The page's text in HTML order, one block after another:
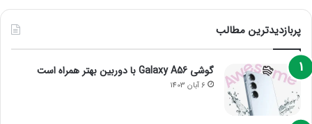
پربازدیدترین مطالب
گوشی Galaxy A56 با دوربین بهتر همراه است
6 آبان 1403